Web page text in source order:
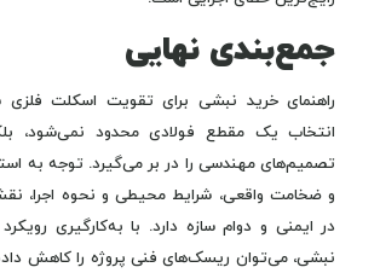
جمع‌بندی نهایی
راهنمای خرید نبشی برای تقویت اسکلت فلزی
انتخاب یک مقطع فولادی محدود نمی‌شود،
تصمیم‌های مهندسی را در بر می‌گیرد. توجه به
و ضخامت واقعی، شرایط محیطی و نحوه اجرا،
در ایمنی و دوام سازه دارد. با به‌کارگیری
نبشی، می‌توان ریسک‌های فنی پروژه را کاهش داده